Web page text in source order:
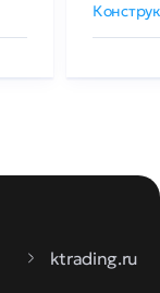
ktrading.ru